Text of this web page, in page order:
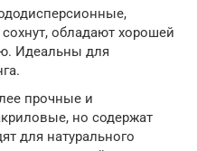
обладают хорошей
Идеальны для
прочные и
но содержат
для натурального